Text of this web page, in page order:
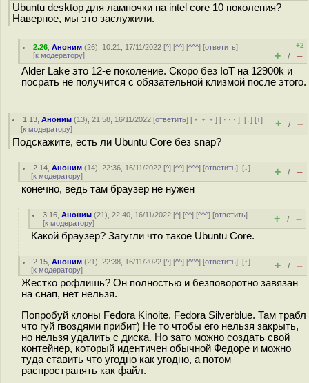
Ubuntu desktop для лампочки на intel core 10 поколения?
Наверное, мы это заслужили.
2.26 ,Аноним (26), 10:21, 17/11/2022 [^] [^^] [^^^] [ответить]
[к модератору]
+2
+ / –
Alder Lake это 12-е поколение. Скоро без IoT на 12900k и
посрать не получится с обязательной клизмой после этого.
1.13 ,Аноним (13), 21:58, 16/11/2022 [ответить] [ ﹢﹢﹢] [ · · ·][↓] [↑]
[к модератору] + / –
Подскажите, есть ли Ubuntu Core без snap?
2.14 ,Аноним (14), 22:36, 16/11/2022 [^] [^^] [^^^] [ответить][↓]
[к модератору] + / –
конечно, ведь там браузер не нужен
3.16 ,Аноним (21), 22:40, 16/11/2022 [^] [^^] [^^^] [ответить]
[к модератору] + / –
Какой браузер? Загугли что такое Ubuntu Core.
2.15 ,Аноним (21), 22:38, 16/11/2022 [^] [^^] [^^^] [ответить][↑]
[к модератору] + / –
Жестко рофлишь? Он полностью и безповоротно завязан
на снап, нет нельзя.
Попробуй клоны Fedora Kinoite, Fedora Silverblue. Там трабл
что гуй гвоздями прибит) Не то чтобы его нельзя закрыть,
но нельзя удалить с диска. Но зато можно создать свой
контейнер, который идентичен обычной Федоре и можно
туда ставить что угодно как угодно, а потом
распространять как файл.